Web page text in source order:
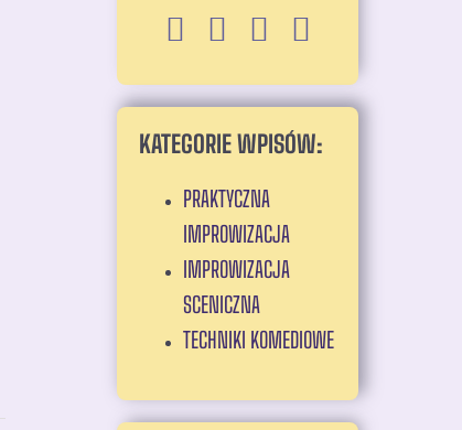
KATEGORIE WPISÓW:
PRAKTYCZNA
IMPROWIZACJA
IMPROWIZACJA
SCENICZNA
TECHNIKI KOMEDIOWE